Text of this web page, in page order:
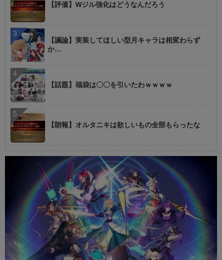
【評価】Wジル強化はどうなんだろう
【議論】実装してほしい型月キャラは相変わらず
か…
【話題】福袋は〇〇を引いたわｗｗｗｗ
【朗報】オルタニキは欲しいもの全部もらったな